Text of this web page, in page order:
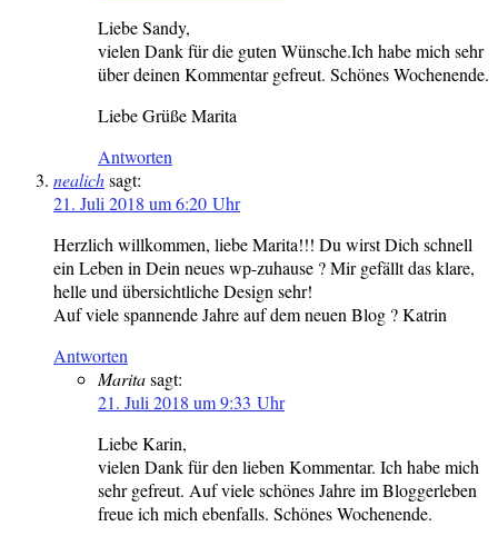
Liebe Sandy,
vielen Dank für die guten Wünsche.Ich habe mich sehr
über deinen Kommentar gefreut. Schönes Wochenende.
Liebe Grüße Marita
Antworten
nealichsagt:
21. Juli 2018 um 6:20 Uhr
Herzlich willkommen, liebe Marita!!! Du wirst Dich schnell
ein Leben in Dein neues wp-zuhause ? Mir gefällt das klare,
helle und übersichtliche Design sehr!
Auf viele spannende Jahre auf dem neuen Blog ? Katrin
Antworten
Maritasagt:
21. Juli 2018 um 9:33 Uhr
Liebe Karin,
vielen Dank für den lieben Kommentar. Ich habe mich
sehr gefreut. Auf viele schönes Jahre im Bloggerleben
freue ich mich ebenfalls. Schönes Wochenende.